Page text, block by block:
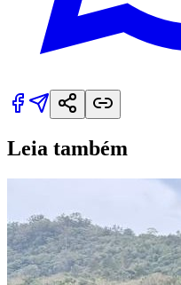
Leia também